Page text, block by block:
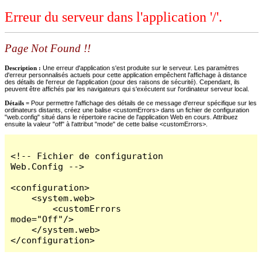
Erreur du serveur dans l'application '/'.
Page Not Found !!
Description : Une erreur d'application s'est produite sur le serveur. Les paramètres
d'erreur personnalisés actuels pour cette application empêchent l'affichage à distance
des détails de l'erreur de l'application (pour des raisons de sécurité). Cependant, ils
peuvent être affichés par les navigateurs qui s'exécutent sur l'ordinateur serveur local.
Détails = Pour permettre l'affichage des détails de ce message d'erreur spécifique sur les
ordinateurs distants, créez une balise <customErrors> dans un fichier de configuration
"web.config" situé dans le répertoire racine de l'application Web en cours. Attribuez
ensuite la valeur "off" à l'attribut "mode" de cette balise <customErrors>.
<!-- Fichier de configuration
Web.Config -->
<configuration>
    <system.web>
        <customErrors
mode="Off"/>
    </system.web>
</configuration>